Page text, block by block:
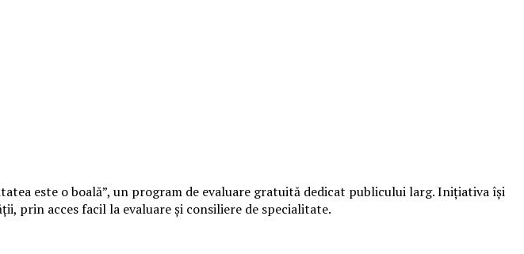
este o boală”, un program de evaluare gratuită dedicat publicului larg. Inițiativa își
prin acces facil la evaluare și consiliere de specialitate.